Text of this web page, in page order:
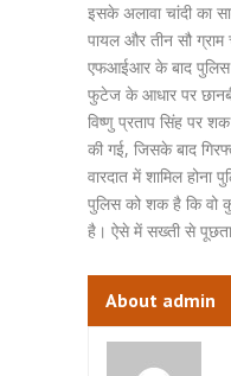
इसके अलावा चांदी का
पायल और तीन सौ ग्राम
एफआईआर के बाद पुलिस
फुटेज के आधार पर
विष्णु प्रताप सिंह पर
की गई, जिसके बाद
वारदात में शामिल होना
पुलिस को शक है कि वो
है। ऐसे में सख्ती से
About admin